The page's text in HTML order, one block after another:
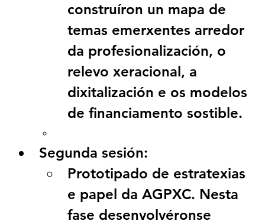
construíron un mapa de
temas emerxentes arredor
da profesionalización, o
relevo xeracional, a
dixitalización e os modelos
de financiamento sostible.
Segunda sesión:
Prototipado de estratexias
e papel da AGPXC. Nesta
fase desenvolvéronse